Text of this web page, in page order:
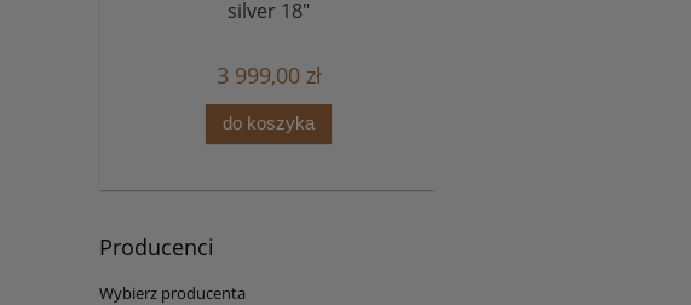
silver 18"
3 999,00 zł
do koszyka
Producenci
Wybierz producenta